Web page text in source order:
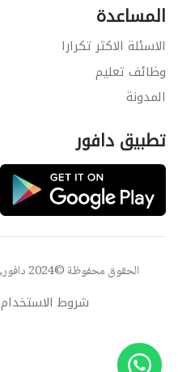
المساعدة
الاسئلة الاكثر تكرارا
وظائف تعليم
المدونة
تطبيق دافور
الحقوق محفوظة ©2024 دافور, أحد مشاريع مجموعة
شروط الاستخدام